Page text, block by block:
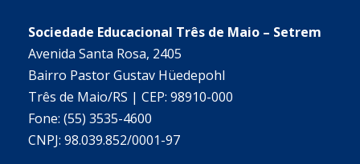
Sociedade Educacional Três de Maio – Setrem
Avenida Santa Rosa, 2405
Bairro Pastor Gustav Hüedepohl
Três de Maio/RS | CEP: 98910-000
Fone: (55) 3535-4600
CNPJ: 98.039.852/0001-97